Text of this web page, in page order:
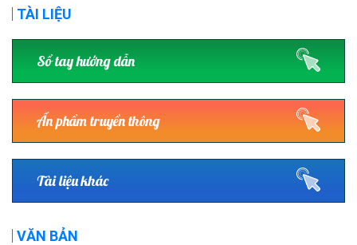
TÀI LIỆU
Sổ tay hướng dẫn
Ấn phẩm truyền thông
Tài liệu khác
VĂN BẢN